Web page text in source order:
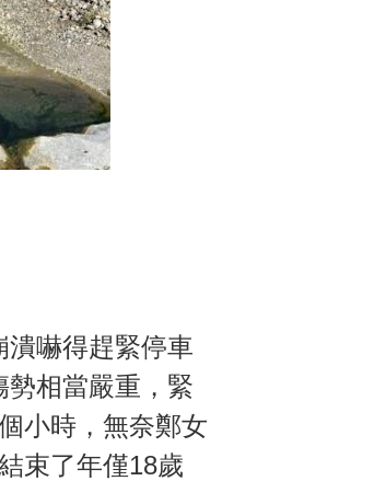
嚇得趕緊停車
相當嚴重，緊
小時，無奈鄭女
束了年僅18歲